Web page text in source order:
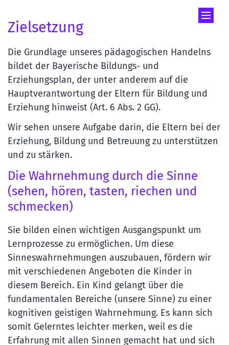
Zielsetzung
Die Grundlage unseres pädagogischen Handelns
bildet der Bayerische Bildungs- und
Erziehungsplan, der unter anderem auf die
Hauptverantwortung der Eltern für Bildung und
Erziehung hinweist (Art. 6 Abs. 2 GG).
Wir sehen unsere Aufgabe darin, die Eltern bei der
Erziehung, Bildung und Betreuung zu unterstützen
und zu stärken.
Die Wahrnehmung durch die Sinne
(sehen, hören, tasten, riechen und
schmecken)
Sie bilden einen wichtigen Ausgangspunkt um
Lernprozesse zu ermöglichen. Um diese
Sinneswahrnehmungen auszubauen, fördern wir
mit verschiedenen Angeboten die Kinder in
diesem Bereich. Ein Kind gelangt über die
fundamentalen Bereiche (unsere Sinne) zu einer
kognitiven geistigen Wahrnehmung. Es kann sich
somit Gelerntes leichter merken, weil es die
Erfahrung mit allen Sinnen gemacht hat und sich